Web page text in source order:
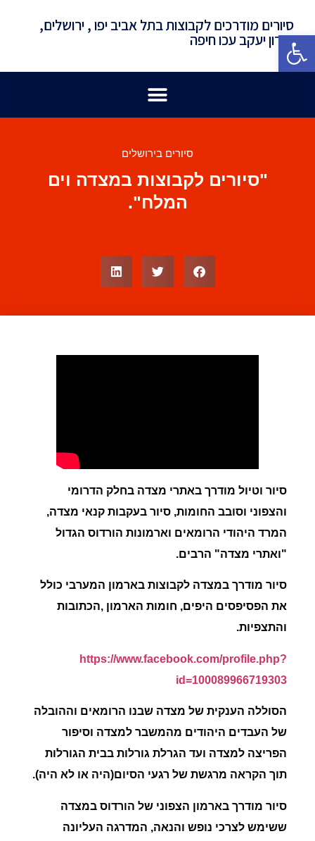
פתח סרגל נגישות
סיורים מודרכים לקבוצות בתל אביב יפו , ירושלים,
זכרון יעקב עכו חיפה
סיורים בירושלים
"סיורים לקבוצות במצדה וים
המלח".
סיור וטיול מודרך באתרי מצדה בחלק הדרומי
והצפוני וסובב החומות, סיור בעקבות קנאי מצדה,
המרד היהודי הרומאים וארמונות הורדוס הגדול
"ואתרי מצדה" הרבים.
סיור מודרך במצדה לקבוצות בארמון המערבי כולל
את הפסיפסים היפים, חומות הארמון ,הכתובות
והתצפיות.
https://www.facebook.com/profile.php?
id=100089966719303
הסוללה הענקית של מצדה שבנו הרומאים וההובלה
של העבדים היהודים מהמשבר למצדה וסיפור
הפריצה למצדה ועד הגרלת גורלות בבית הגורלות
תוך הקראה מרגשת של רגעי הסיום(היה או לא היה).
סיור מודרך בארמון הצפוני של הורדוס במצדה
ששימש לצרכי נופש והנאה, המדרגה העליונה